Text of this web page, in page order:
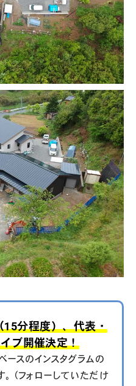
分程度）、代表・
ブ開催決定！
ースのインスタグラムの
（フォローしていただけ